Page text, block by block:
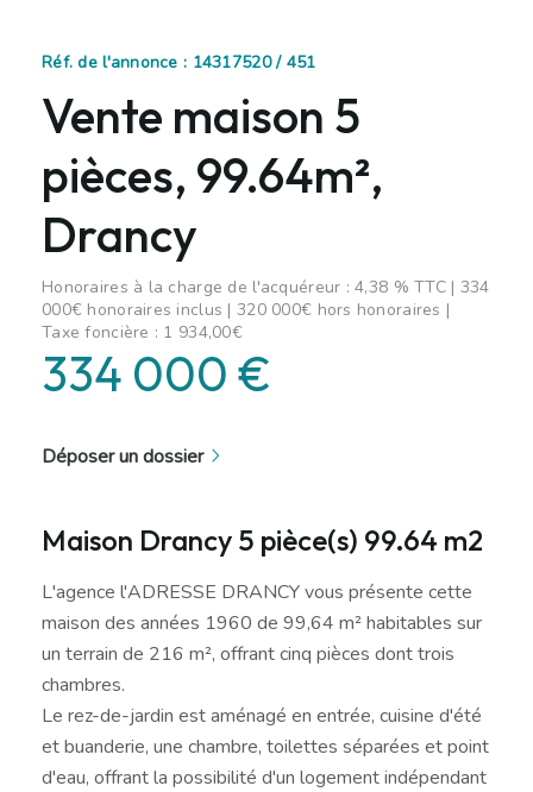
Réf. de l'annonce : 14317520 / 451
Vente maison 5
pièces, 99.64m²,
Drancy
Honoraires à la charge de l'acquéreur : 4,38 % TTC | 334
000€ honoraires inclus | 320 000€ hors honoraires |
Taxe foncière : 1 934,00€
334 000 €
Déposer un dossier
Maison Drancy 5 pièce(s) 99.64 m2
L'agence l'ADRESSE DRANCY vous présente cette
maison des années 1960 de 99,64 m² habitables sur
un terrain de 216 m², offrant cinq pièces dont trois
chambres.
Le rez-de-jardin est aménagé en entrée, cuisine d'été
et buanderie, une chambre, toilettes séparées et point
d'eau, offrant la possibilité d'un logement indépendant